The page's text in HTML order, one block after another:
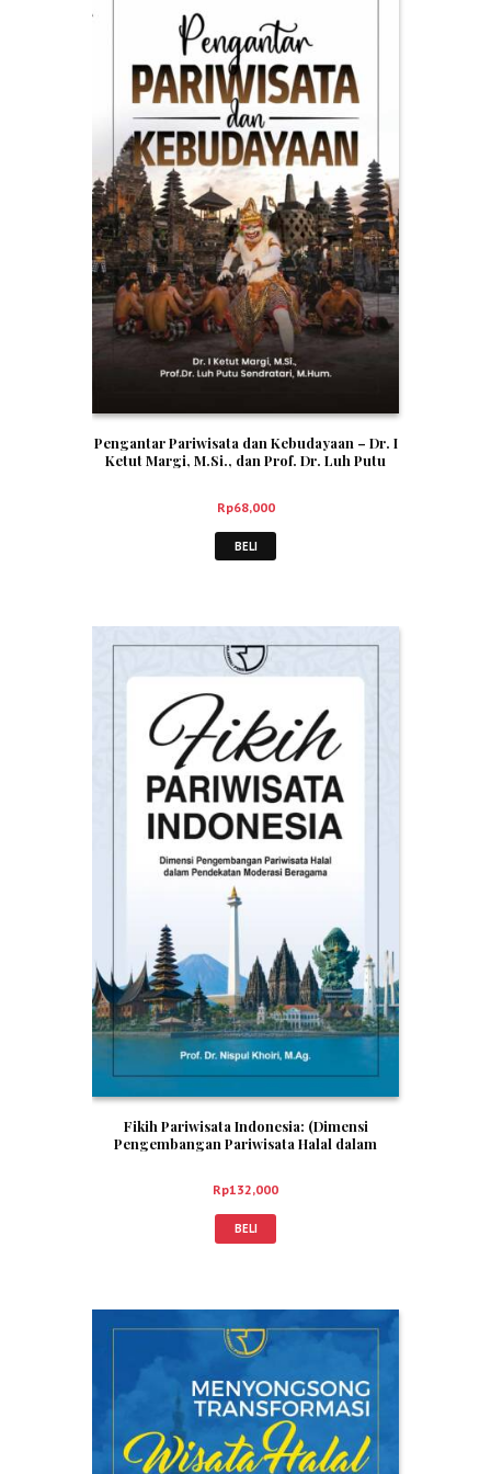
Pengantar Pariwisata dan Kebudayaan – Dr. I
Ketut Margi, M.Si., dan Prof. Dr. Luh Putu
Rp68,000
BELI
Fikih Pariwisata Indonesia: (Dimensi
Pengembangan Pariwisata Halal dalam
Rp132,000
BELI